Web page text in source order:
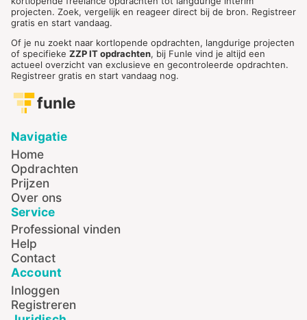
projecten. Zoek, vergelijk en reageer direct bij de bron. Registreer
gratis en start vandaag.
Of je nu zoekt naar kortlopende opdrachten, langdurige projecten
of specifieke ZZP IT opdrachten, bij Funle vind je altijd een
actueel overzicht van exclusieve en gecontroleerde opdrachten.
Registreer gratis en start vandaag nog.
funle
Navigatie
Home
Opdrachten
Prijzen
Over ons
Service
Professional vinden
Help
Contact
Account
Inloggen
Registreren